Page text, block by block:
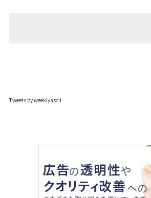
Tweets by weeklyascii